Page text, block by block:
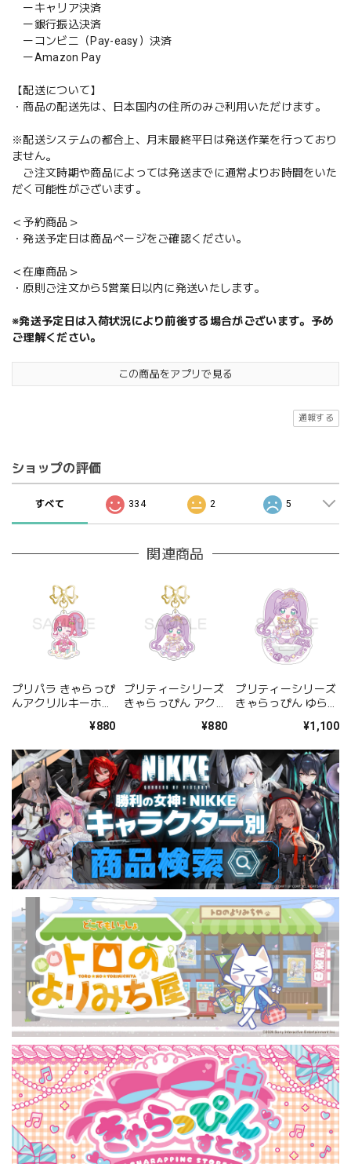
ーキャリア決済
ー銀行振込決済
ーコンビニ（Pay-easy）決済
ーAmazon Pay
【配送について】
・商品の配送先は、日本国内の住所のみご利用いただけます。
※配送システムの都合上、月末最終平日は発送作業を行っており
ません。
ご注文時期や商品によっては発送までに通常よりお時間をいた
だく可能性がございます。
＜予約商品＞
・発送予定日は商品ページをご確認ください。
＜在庫商品＞
・原則ご注文から5営業日以内に発送いたします。
※発送予定日は入荷状況により前後する場合がございます。予め
ご理解ください。
この商品をアプリで見る
通報する
ショップの評価
すべて 334 2 5
関連商品
プリパラ きゃらっぴ
んアクリルキーホル
¥880
プリティーシリーズ
きゃらっぴん アクリ
¥880
プリティーシリーズ
きゃらっぴん ゆらゆ
¥1,100